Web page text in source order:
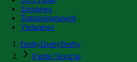
Toronews
Tuttobolognaweb
Violanews
DerbyDerbyDerby
Partite Storiche